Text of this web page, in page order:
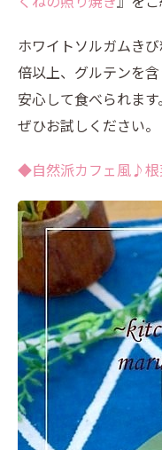
ホワイトソルガムき
倍以上、グルテンを
安心して食べられます。
ぜひお試しください。
◆自然派カフェ風♪根